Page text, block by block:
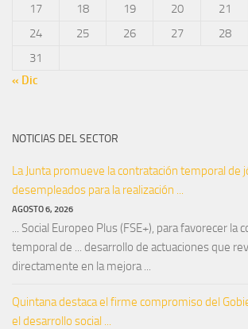
17
18 19 20 21
24
25 26 27 28
31
« Dic
NOTICIAS DEL SECTOR
La Junta promueve la contratación temporal de
desempleados para la realización ...
AGOSTO 6, 2026
... Social Europeo Plus (FSE+), para favorecer la
temporal de ... desarrollo de actuaciones que
directamente en la mejora ...
Quintana destaca el firme compromiso del
el desarrollo social ...